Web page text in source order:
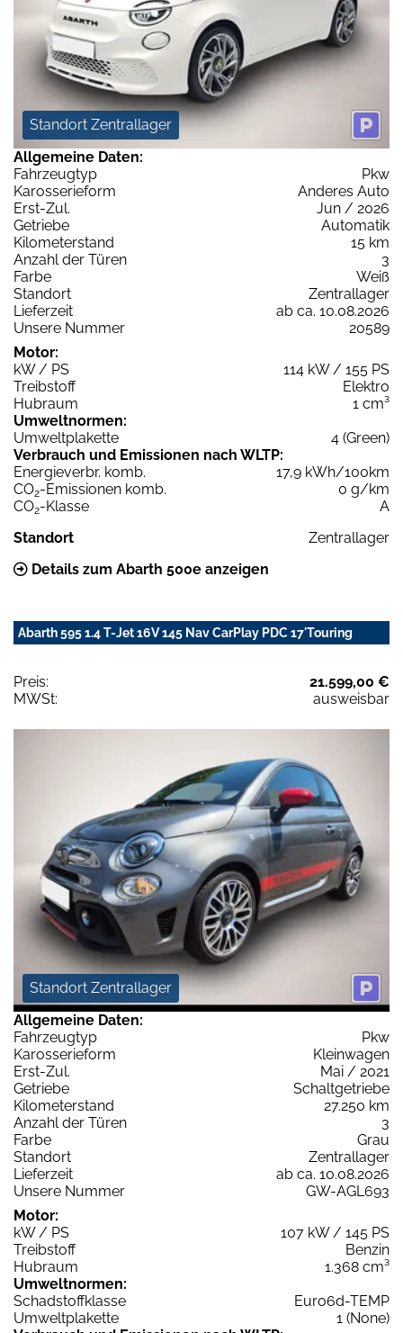
Standort Zentrallager
Allgemeine Daten:
Fahrzeugtyp
Pkw
Karosserieform
Anderes Auto
Erst-Zul.
Jun / 2026
Getriebe
Automatik
Kilometerstand
15 km
Anzahl der Türen
3
Farbe
Weiß
Standort
Zentrallager
Lieferzeit
ab ca. 10.08.2026
Unsere Nummer
20589
Motor:
kW / PS
114 kW / 155 PS
Treibstoff
Elektro
Hubraum
1 cm³
Umweltnormen:
Umweltplakette
4 (Green)
Verbrauch und Emissionen nach WLTP:
Energieverbr. komb.
17,9 kWh/100km
CO2-Emissionen komb.
0 g/km
CO2-Klasse
A
Standort
Zentrallager
Details zum Abarth 500e anzeigen
Abarth 595 1.4 T-Jet 16V 145 Nav CarPlay PDC 17'Touring
Preis:
21.599,00 €
MWSt:
ausweisbar
Standort Zentrallager
Allgemeine Daten:
Fahrzeugtyp
Pkw
Karosserieform
Kleinwagen
Erst-Zul.
Mai / 2021
Getriebe
Schaltgetriebe
Kilometerstand
27.250 km
Anzahl der Türen
3
Farbe
Grau
Standort
Zentrallager
Lieferzeit
ab ca. 10.08.2026
Unsere Nummer
GW-AGL693
Motor:
kW / PS
107 kW / 145 PS
Treibstoff
Benzin
Hubraum
1.368 cm³
Umweltnormen:
Schadstoffklasse
Euro6d-TEMP
Umweltplakette
1 (None)